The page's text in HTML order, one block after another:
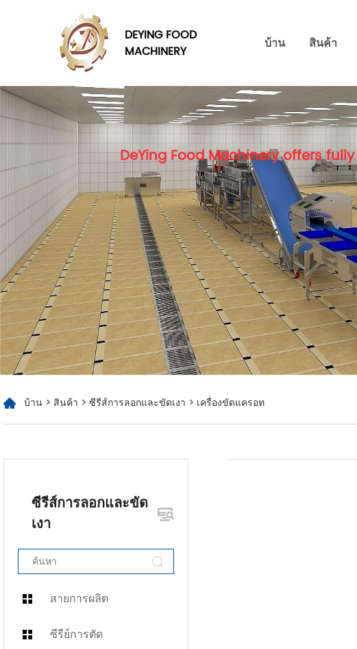
DEYING FOOD
MACHINERY
บ้าน สินค้า
DeYing Food Machinery offers
บ้าน > สินค้า > ซีรีส์การลอกและขัดเงา > เครื่องขัดแครอท
ซีรีส์การลอกและขัด
เงา
สายการผลิต
ซีรีย์การตัด